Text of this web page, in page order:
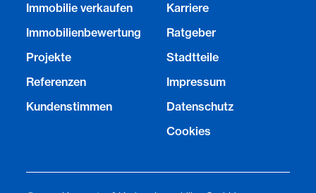
Immobilie verkaufen
Immobilienbewertung
Projekte
Referenzen
Kundenstimmen
Karriere
Ratgeber
Stadtteile
Impressum
Datenschutz
Cookies